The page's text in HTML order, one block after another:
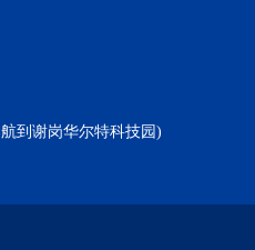
到谢岗华尔特科技园)